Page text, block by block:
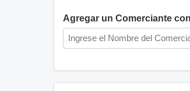
Agregar un Comerciante